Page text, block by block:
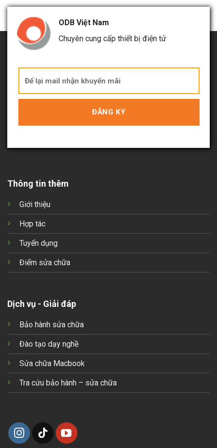
ODB Việt Nam
Chuyên cung cấp thiết bị điện tử
Thông tin thêm
Giới thiệu
Hợp tác
Tuyển dụng
Điểm sửa chữa
Dịch vụ - Giải đáp
Bảo hành sửa chữa
Đào tạo dạy nghề
Sửa chữa Macbook
Tra cứu bảo hành – sửa chữa